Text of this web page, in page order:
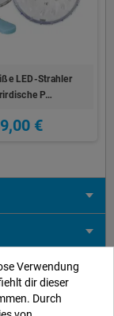
LED-Strahler
P…
€
Verwendung
dir dieser
Durch